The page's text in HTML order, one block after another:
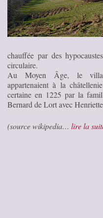
chauffée par des
circulaire.
Au Moyen Âge, le
appartenaient à la
certaine en 1225 par la
Bernard de Lort avec
(source wikipedia… lire la